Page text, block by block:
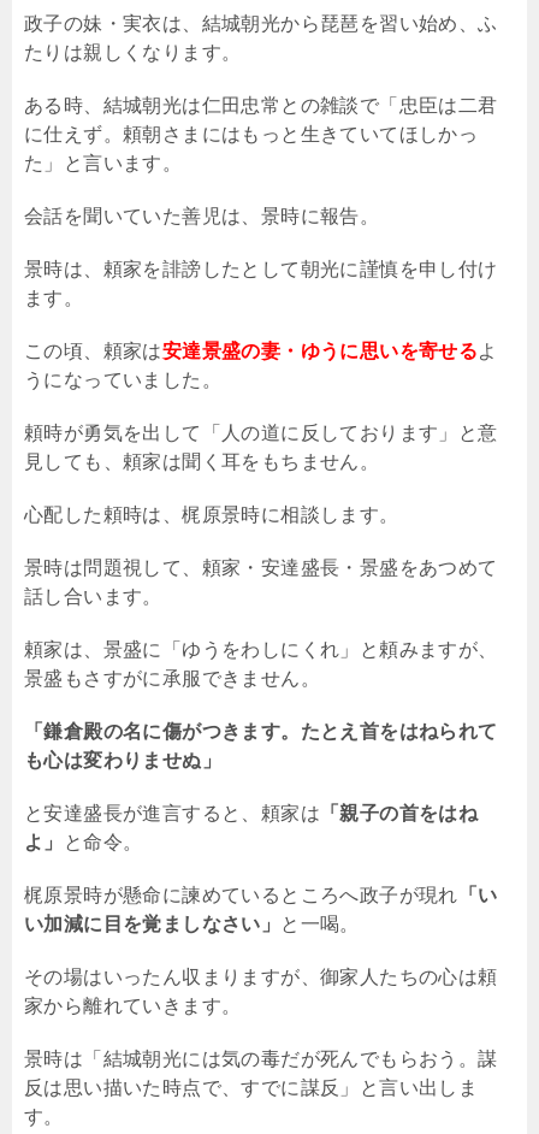
政子の妹・実衣は、結城朝光から琵琶を習い始め、ふ
たりは親しくなります。
ある時、結城朝光は仁田忠常との雑談で「忠臣は二君
に仕えず。頼朝さまにはもっと生きていてほしかっ
た」と言います。
会話を聞いていた善児は、景時に報告。
景時は、頼家を誹謗したとして朝光に謹慎を申し付け
ます。
この頃、頼家は安達景盛の妻・ゆうに思いを寄せるよ
うになっていました。
頼時が勇気を出して「人の道に反しております」と意
見しても、頼家は聞く耳をもちません。
心配した頼時は、梶原景時に相談します。
景時は問題視して、頼家・安達盛長・景盛をあつめて
話し合います。
頼家は、景盛に「ゆうをわしにくれ」と頼みますが、
景盛もさすがに承服できません。
「鎌倉殿の名に傷がつきます。たとえ首をはねられて
も心は変わりませぬ」
と安達盛長が進言すると、頼家は 「親子の首をはね
よ」
と命令。
梶原景時が懸命に諫めているところへ政子が現れ 「い
い加減に目を覚ましなさい」
と一喝。
その場はいったん収まりますが、御家人たちの心は頼
家から離れていきます。
景時は「結城朝光には気の毒だが死んでもらおう。謀
反は思い描いた時点で、すでに謀反」と言い出しま
す。